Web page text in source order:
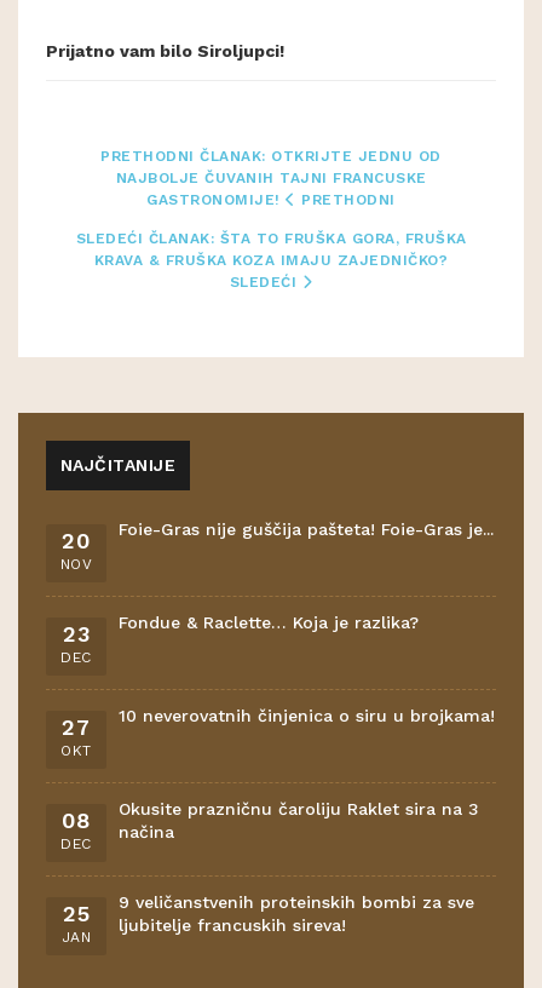
Prijatno vam bilo Siroljupci!
PRETHODNI ČLANAK: OTKRIJTE JEDNU OD
NAJBOLJE ČUVANIH TAJNI FRANCUSKE
GASTRONOMIJE!
PRETHODNI
SLEDEĆI ČLANAK: ŠTA TO FRUŠKA GORA, FRUŠKA
KRAVA & FRUŠKA KOZA IMAJU ZAJEDNIČKO?
SLEDEĆI
NAJČITANIJE
20
NOV
Foie-Gras nije guščija pašteta! Foie-Gras je...
23
DEC
Fondue & Raclette… Koja je razlika?
27
OKT
10 neverovatnih činjenica o siru u brojkama!
08
DEC
Okusite prazničnu čaroliju Raklet sira na 3
načina
25
JAN
9 veličanstvenih proteinskih bombi za sve
ljubitelje francuskih sireva!